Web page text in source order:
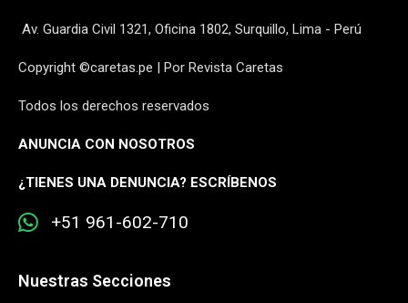
Av. Guardia Civil 1321, Oficina 1802, Surquillo, Lima - Perú
Copyright ©caretas.pe | Por Revista Caretas
Todos los derechos reservados
ANUNCIA CON NOSOTROS
¿TIENES UNA DENUNCIA? ESCRÍBENOS
+51 961-602-710
Nuestras Secciones